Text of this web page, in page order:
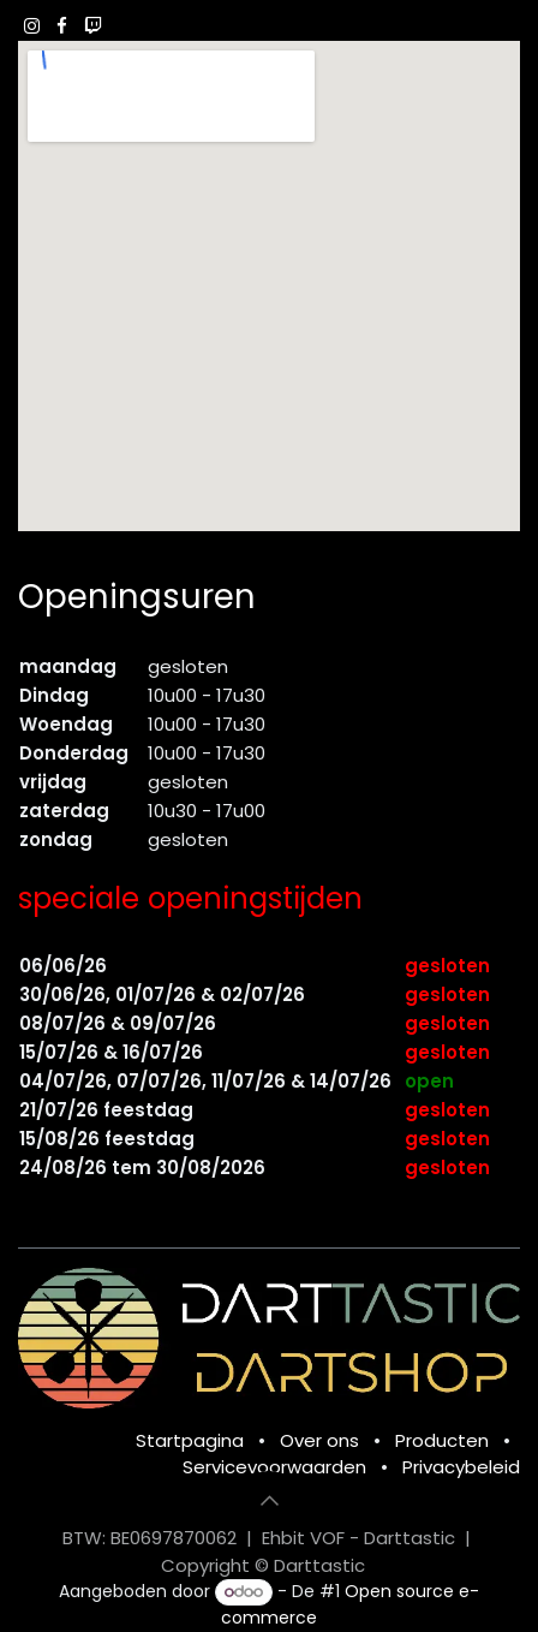
Openingsuren
maandag
gesloten
Dindag
10u00 - 17u30
Woendag
10u00 - 17u30
Donderdag
10u00 - 17u30
vrijdag
gesloten
zaterdag
10u30 - 17u00
zondag
gesloten
speciale openingstijden
06/06/26
gesloten
30/06/26, 01/07/26 & 02/07/26
gesloten
08/07/26 & 09/07/26
gesloten
15/07/26 & 16/07/26
gesloten
04/07/26, 07/07/26, 11/07/26 & 14/07/26
open
21/07/26 feestdag
gesloten
15/08/26 feestdag
gesloten
24/08/26 tem 30/08/2026
gesloten
Startpagina • Over ons • Producten
•
Servicevoorwaarden
• Privacybeleid
BTW: BE0697870062 | Ehbit VOF - Darttastic |
Copyright © Darttastic
Aangeboden door - De #1Open source e-
commerce